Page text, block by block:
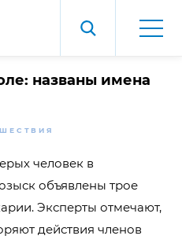
названы имена
человек в
объявлены трое
Эксперты отмечают,
действия членов